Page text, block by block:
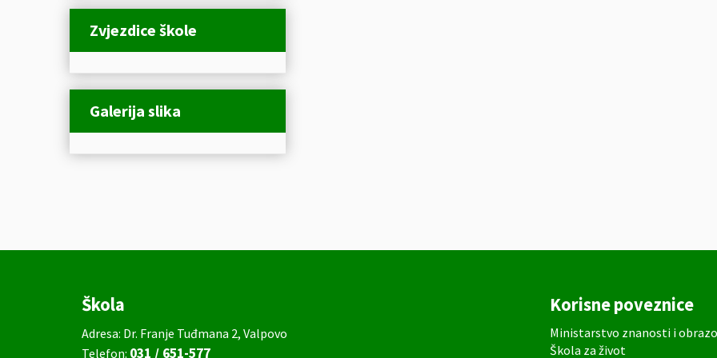
Zvjezdice škole
Galerija slika
Škola
Adresa: Dr. Franje Tuđmana 2, Valpovo
Telefon: 031 / 651-577
Korisne poveznice
Ministarstvo znanosti i
Škola za život